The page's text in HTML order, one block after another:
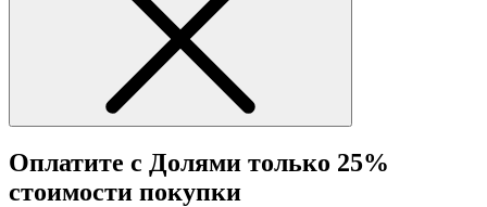
Оплатите с Долями только 25%
стоимости покупки